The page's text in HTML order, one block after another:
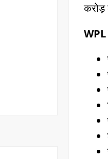
करोड़
WPL